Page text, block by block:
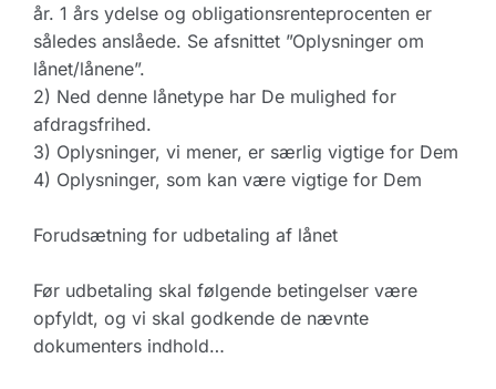
år. 1 års ydelse og obligationsrenteprocenten er
således anslåede. Se afsnittet ”Oplysninger om
lånet/lånene”.
2) Ned denne lånetype har De mulighed for
afdragsfrihed.
3) Oplysninger, vi mener, er særlig vigtige for Dem
4) Oplysninger, som kan være vigtige for Dem
Forudsætning for udbetaling af lånet
Før udbetaling skal følgende betingelser være
opfyldt, og vi skal godkende de nævnte
dokumenters indhold…